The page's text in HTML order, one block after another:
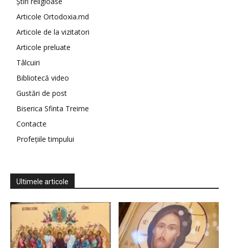
Articole Ortodoxia.md
Articole de la vizitatori
Articole preluate
Tâlcuiri
Bibliotecă video
Gustări de post
Biserica Sfinta Treime
Contacte
Profețiile timpului
Ultimele articole